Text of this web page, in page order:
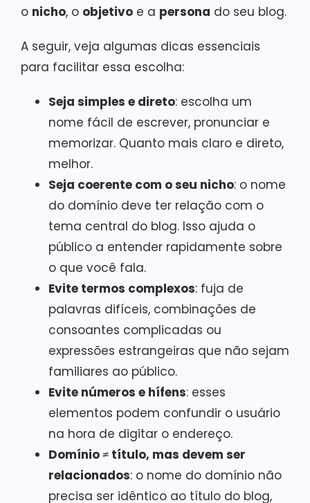
o nicho, o objetivo e a persona do seu blog.
A seguir, veja algumas dicas essenciais
para facilitar essa escolha:
Seja simples e direto: escolha um
nome fácil de escrever, pronunciar e
memorizar. Quanto mais claro e direto,
melhor.
Seja coerente com o seu nicho: o nome
do domínio deve ter relação com o
tema central do blog. Isso ajuda o
público a entender rapidamente sobre
o que você fala.
Evite termos complexos: fuja de
palavras difíceis, combinações de
consoantes complicadas ou
expressões estrangeiras que não sejam
familiares ao público.
Evite números e hífens: esses
elementos podem confundir o usuário
na hora de digitar o endereço.
Domínio ≠ título, mas devem ser
relacionados: o nome do domínio não
precisa ser idêntico ao título do blog,